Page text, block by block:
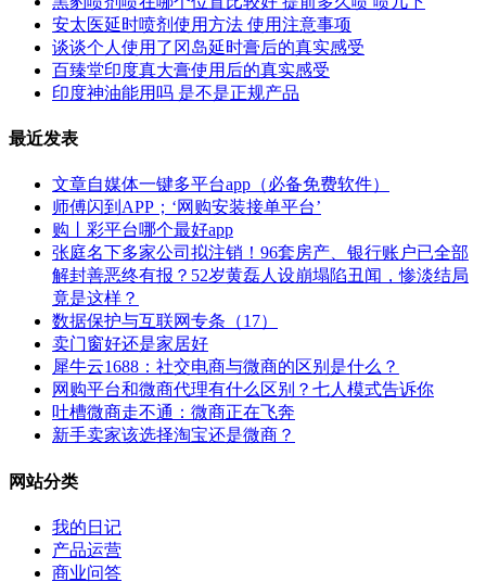
安太医延时喷剂使用方法 使用注意事项
谈谈个人使用了冈岛延时膏后的真实感受
百臻堂印度真大膏使用后的真实感受
印度神油能用吗 是不是正规产品
最近发表
文章自媒体一键多平台app（必备免费软件）
师傅闪到APP；‘网购安装接单平台’
购丨彩平台哪个最好app
张庭名下多家公司拟注销！96套房产、银行账户已全部
解封善恶终有报？52岁黄磊人设崩塌陷丑闻，惨淡结局
竟是这样？
数据保护与互联网专条（17）
卖门窗好还是家居好
犀牛云1688：社交电商与微商的区别是什么？
网购平台和微商代理有什么区别？七人模式告诉你
吐槽微商走不通：微商正在飞奔
新手卖家该选择淘宝还是微商？
网站分类
我的日记
产品运营
商业问答